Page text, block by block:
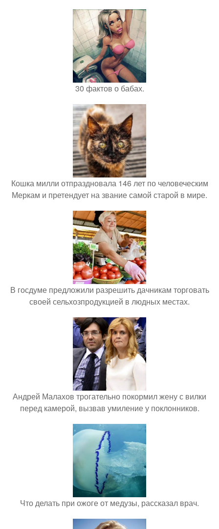
30 фактов о бабах.
Кошка милли отпраздновала 146 лет по человеческим
Меркам и претендует на звание самой старой в мире.
В госдуме предложили разрешить дачникам торговать
своей сельхозпродукцией в людных местах.
Андрей Малахов трогательно покормил жену с вилки
перед камерой, вызвав умиление у поклонников.
Что делать при ожоге от медузы, рассказал врач.